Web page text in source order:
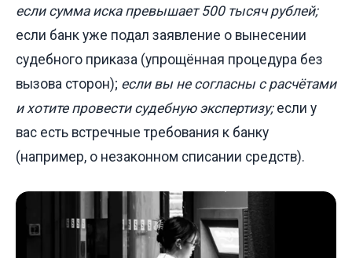
если сумма иска превышает 500 тысяч рублей;
если банк уже подал заявление о вынесении
судебного приказа (упрощённая процедура без
вызова сторон); если вы не согласны с расчётами
и хотите провести судебную экспертизу; если у
вас есть встречные требования к банку
(например, о незаконном списании средств).